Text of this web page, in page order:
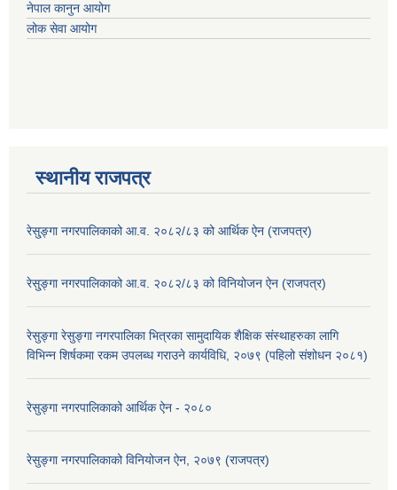
नेपाल कानुन आयोग
लोक सेवा आयोग
स्थानीय राजपत्र
रेसु्ङ्गा नगरपालिकाको आ.व. २०८२/८३ को आर्थिक ऐन (राजपत्र)
रेसु्ङ्गा नगरपालिकाको आ.व. २०८२/८३ को विनियोजन ऐन (राजपत्र)
रेसुङ्गा रेसुङ्गा नगरपालिका भित्रका सामुदायिक शैक्षिक संस्थाहरुका लागि
विभिन्न शिर्षकमा रकम उपलब्ध गराउने कार्यविधि, २०७९ (पहिलो संशोधन २०८१)
रेसुङ्गा नगरपालिकाको आर्थिक ऐन - २०८०
रेसुङ्गा नगरपालिकाको विनियोजन ऐन, २०७९ (राजपत्र)